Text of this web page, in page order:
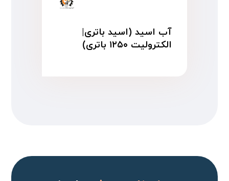
آب اسید (اسید باتری|
الکترولیت ۱۲۵۰ باتری)